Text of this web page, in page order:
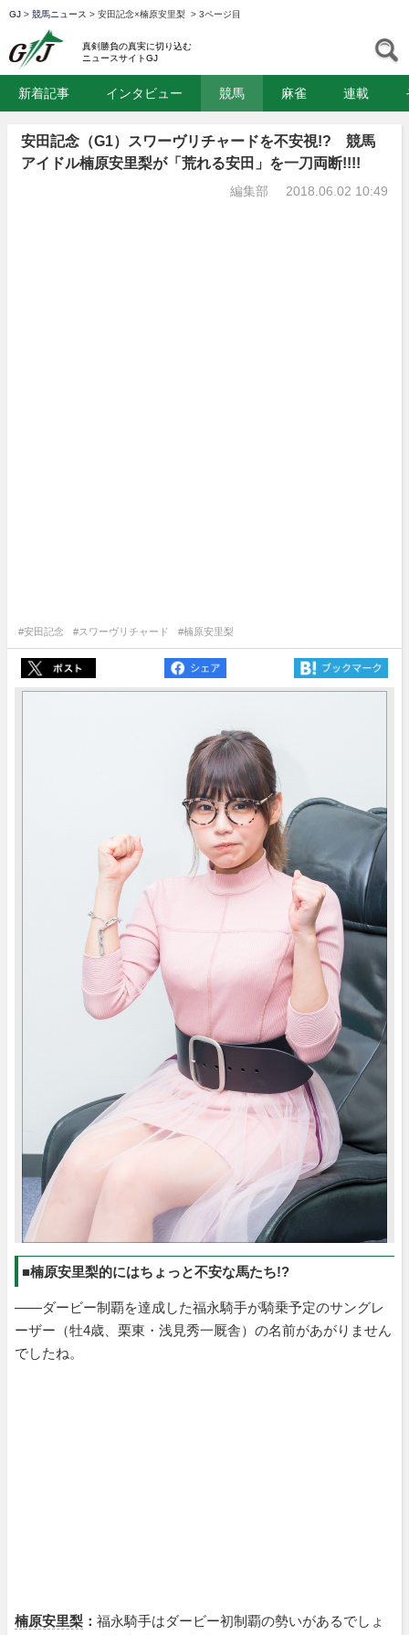
GJ > 競馬ニュース > 安田記念×楠原安里梨 > 3ページ目
真剣勝負の真実に切り込む
ニュースサイトGJ
新着記事 インタビュー 競馬 麻雀 連載
安田記念（G1）スワーヴリチャードを不安視!? 競馬
アイドル楠原安里梨が「荒れる安田」を一刀両断!!!!
編集部 2018.06.02 10:49
#安田記念 #スワーヴリチャード #楠原安里梨
■楠原安里梨的にはちょっと不安な馬たち!?
――ダービー制覇を達成した福永騎手が騎乗予定のサングレ
ーザー（牡4歳、栗東・浅見秀一厩舎）の名前があがりません
でしたね。
楠原安里梨 ： 福永騎手はダービー初制覇の勢いがあるでしょ